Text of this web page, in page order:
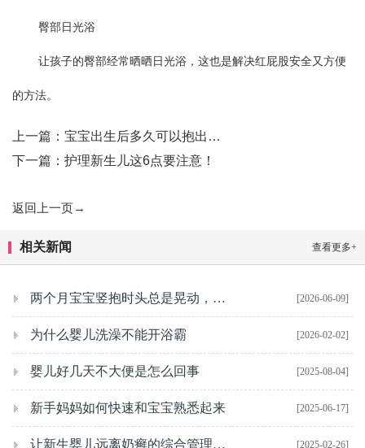
臀部日光浴
让孩子的臀部经常晒晒日光浴，这也是解决红屁股安全又方便
的方法。
上一篇：宝宝出生后多久可以抱出…
下一篇：护理新生儿这6点要注意！
返回上一页→
查看更多+
相关新闻
[2026-06-09]
两个月宝宝竖抱时头总是晃动，需要停止练习吗？
[2026-02-02]
为什么婴儿洗澡不能开浴霸
[2025-08-04]
婴儿好几天不大便是怎么回事
[2025-06-17]
新手妈妈如何快速和宝宝熟悉起来
[2025-02-26]
让新生婴儿远离奶癣的综合管理策略